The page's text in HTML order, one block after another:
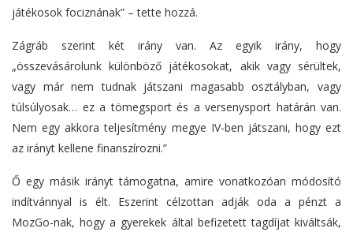
játékosok fociznának” – tette hozzá.
Zágráb szerint két irány van. Az egyik irány, hogy
„összevásárolunk különböző játékosokat, akik vagy sérültek,
vagy már nem tudnak játszani magasabb osztályban, vagy
túlsúlyosak… ez a tömegsport és a versenysport határán van.
Nem egy akkora teljesítmény megye IV-ben játszani, hogy ezt
az irányt kellene finanszírozni.”
Ő egy másik irányt támogatna, amire vonatkozóan módosító
indítvánnyal is élt. Eszerint célzottan adják oda a pénzt a
MozGo-nak, hogy a gyerekek által befizetett tagdíjat kiváltsák,